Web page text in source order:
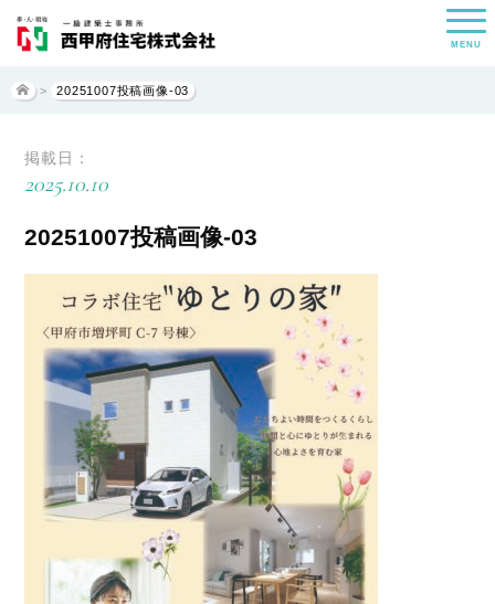
MENU
> 20251007投稿画像-03
掲載日：
2025.10.10
20251007投稿画像-03